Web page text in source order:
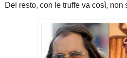
Del resto, con le truffe va così, non